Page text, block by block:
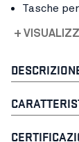
Tasche
+